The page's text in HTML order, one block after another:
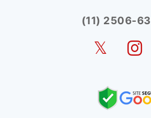
(11) 2506-